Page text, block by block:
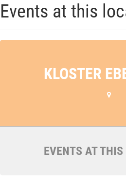
Events at this
KLOSTER
EVENTS AT THIS